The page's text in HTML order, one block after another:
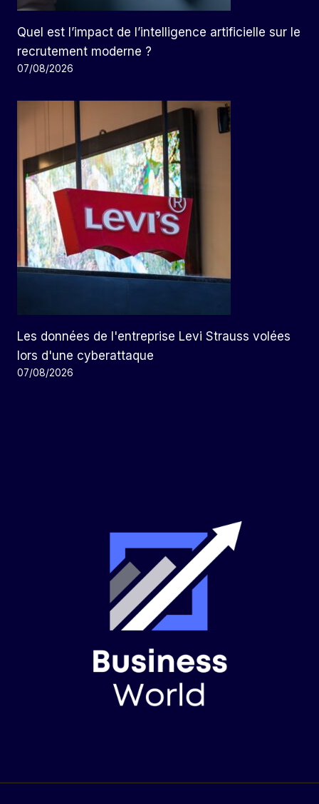
Quel est l’impact de l’intelligence artificielle sur le
recrutement moderne ?
07/08/2026
Les données de l'entreprise Levi Strauss volées
lors d'une cyberattaque
07/08/2026